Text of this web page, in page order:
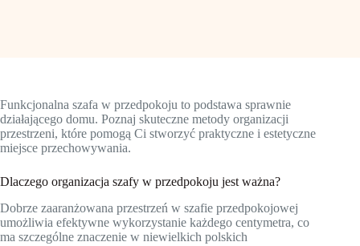
Funkcjonalna szafa w przedpokoju to podstawa sprawnie
działającego domu. Poznaj skuteczne metody organizacji
przestrzeni, które pomogą Ci stworzyć praktyczne i estetyczne
miejsce przechowywania.
Dlaczego organizacja szafy w przedpokoju jest ważna?
Dobrze zaaranżowana przestrzeń w szafie przedpokojowej
umożliwia efektywne wykorzystanie każdego centymetra, co
ma szczególne znaczenie w niewielkich polskich